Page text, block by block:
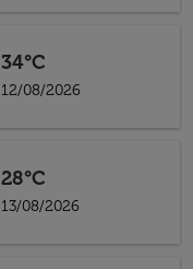
34°C
12/08/2026
28°C
13/08/2026